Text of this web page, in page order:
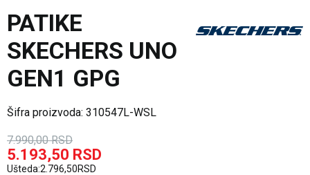
PATIKE
SKECHERS UNO
GEN1 GPG
Šifra proizvoda: 310547L-WSL
7.990,00 RSD
5.193,50 RSD
Ušteda:2.796,50RSD